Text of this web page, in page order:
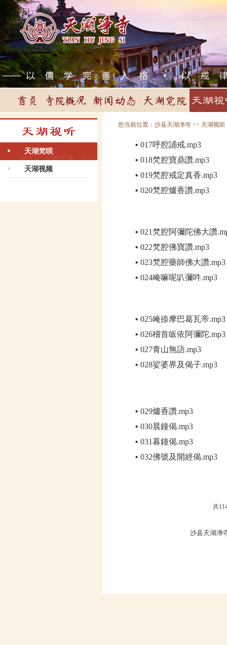
天湖梵呗
天湖视频
您当前位置： 沙县天湖净寺 >> 天湖视听
▪ 017呼腔誦戒.mp3
▪ 018梵腔寶鼎讚.mp3
▪ 019梵腔戒定真香.mp3
▪ 020梵腔爐香讚.mp3
▪ 021梵腔阿彌陀佛大讚
▪ 022梵腔佛寶讚.mp3
▪ 023梵腔藥師佛大讚.mp3
▪ 024唵嘛呢叭彌吽.mp3
▪ 025唵捺摩巴葛瓦帝.mp3
▪ 026稽首皈依阿彌陀.mp3
▪ 027青山無語.mp3
▪ 028娑婆界及偈子.mp3
▪ 029爐香讚.mp3
▪ 030晨鐘偈.mp3
▪ 031暮鐘偈.mp3
▪ 032佛號及開經偈.mp3
共
沙县天湖净